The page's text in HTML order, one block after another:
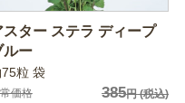
スター ステラ ディープ
ルー
粒 袋
価格 385円(税込)